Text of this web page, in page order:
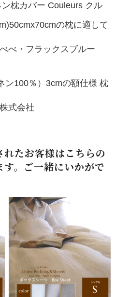
枕カバー Couleurs クル
の枕に適して
べ・フラックスブルー
ン100％）3cmの額仕様 枕
式会社
たお客様はこちらの
。ご一緒にいかがで